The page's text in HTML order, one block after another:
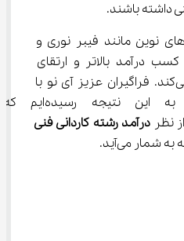
داشته باشند.
مهارت‌های خاص در زمینه‌های نوین مانند فیبر نوری و
کسب درآمد بالاتر و ارتقای
موقعیت شغلی را فراهم می‌کند. فراگیران عزیز آی نو با
بررسی‌های انجام شده به این نتیجه رسیده‌ایم که
درآمد رشته کاردانی فنی
شمار می‌آید.